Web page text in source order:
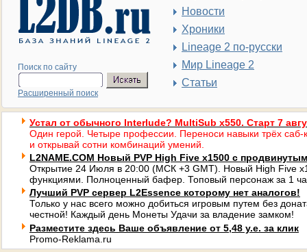
Поиск по сайту
Расширенный поиск
Новости
Хроники
Lineage 2 по-русски
Мир Lineage 2
Статьи
Устал от обычного Interlude? MultiSub x550. Старт 7
Один герой. Четыре профессии. Переноси навыки трёх саб-
и открывай сотни комбинаций умений.
L2NAME.COM Новый PVP High Five x1500 с
Открытие 24 Июля в 20:00 (МСК +3 GMT). Новый High Five
функциями. Полноценный бафер. Топовый персонаж за 1
Лучший PVP сервер L2Essence которому нет аналогов!
Только у нас всего можно добиться игровым путем без
честной! Каждый день Монеты Удачи за владение замком!
Разместите здесь Ваше объявление от 5,48 у.е. за клик
Promo-Reklama.ru